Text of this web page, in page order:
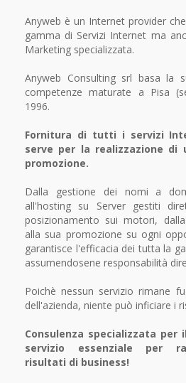
Anyweb è un Internet provider
gamma di Servizi Internet ma
Marketing specializzata.
Anyweb Consulting srl basa la
competenze maturate a Pisa
1996.
Fornitura di tutti i servizi
serve per la realizzazione
promozione.
Dalla gestione dei nomi a
all'hosting su Server gestiti
posizionamento sui motori,
alla sua promozione su ogni
garantisce l'efficacia dei tutta la
assumendosene responsabilità
Poichè nessun servizio rimane
dell'azienda, niente può inficiare i
Consulenza specializzata per
servizio essenziale per
risultati di business!